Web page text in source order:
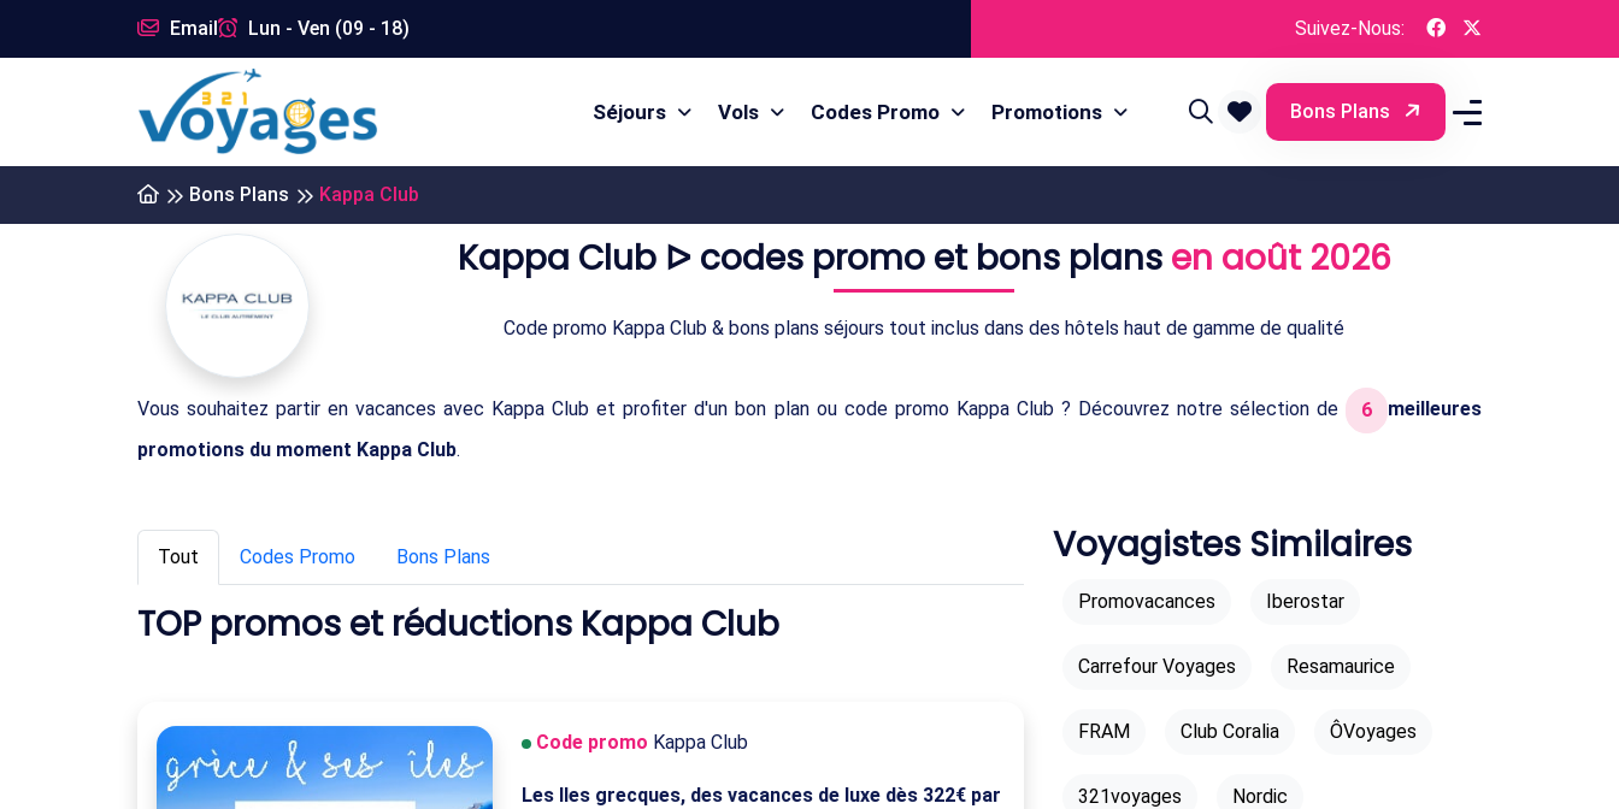
Email Lun - Ven (09 - 18) Suivez-Nous:
Séjours Vols Codes Promo Promotions Bons Plans
Bons Plans Kappa Club
Kappa Club ᐅ codes promo et bons plans en août 2026
Code promo Kappa Club & bons plans séjours tout inclus dans des hôtels haut de gamme de qualité
Vous souhaitez partir en vacances avec Kappa Club et profiter d'un bon plan ou code promo Kappa Club ? Découvrez notre sélection de 6
meilleures
promotions du moment Kappa Club.
Tout Codes Promo Bons Plans
TOP promos et réductions Kappa Club
Code promo Kappa Club
Les Iles grecques, des vacances de luxe dès 322€ par
Voyagistes Similaires
Promovacances Iberostar
Carrefour Voyages Resamaurice
FRAM Club Coralia ÔVoyages
321voyages Nordic